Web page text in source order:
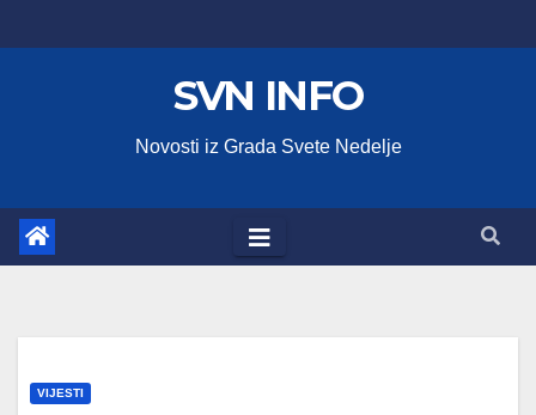
to
SVN INFO
Novosti iz Grada Svete Nedelje
VIJESTI